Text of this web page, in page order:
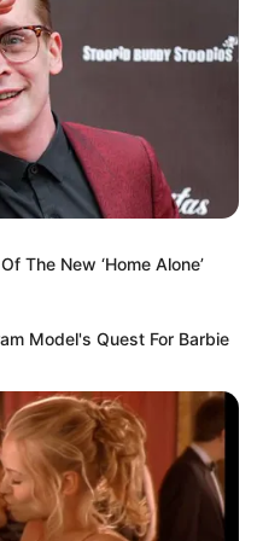
én és a tesóm
és hazudik stb,
anyum, hogy nézték
The New ‘Home Alone’
Model's Quest For Barbie